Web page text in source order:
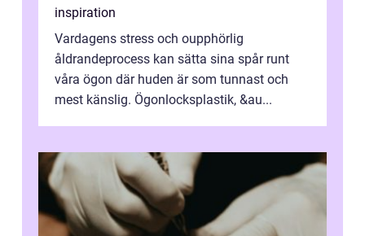
inspiration
Vardagens stress och oupphörlig
åldrandeprocess kan sätta sina spår runt
våra ögon där huden är som tunnast och
mest känslig. Ögonlocksplastik, &au...